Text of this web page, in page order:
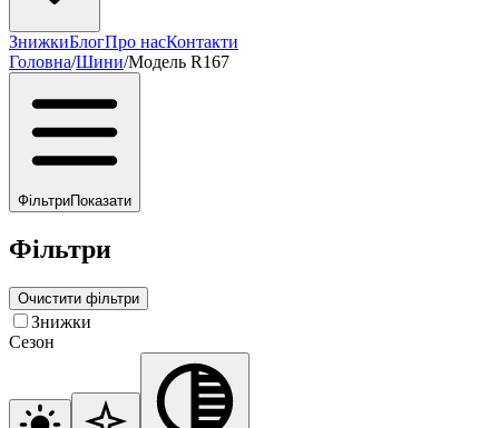
ЗнижкиБлогПро насКонтакти
Головна/Шини/Модель R167
ФільтриПоказати
Фільтри
Очистити фільтри
Знижки
Сезон